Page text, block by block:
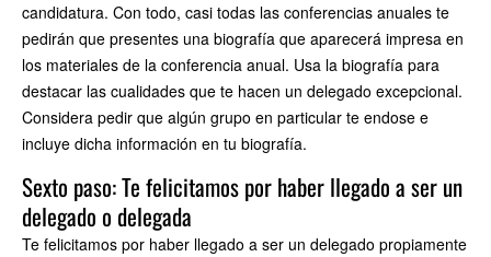
candidatura. Con todo, casi todas las conferencias anuales te
pedirán que presentes una biografía que aparecerá impresa en
los materiales de la conferencia anual. Usa la biografía para
destacar las cualidades que te hacen un delegado excepcional.
Considera pedir que algún grupo en particular te endose e
incluye dicha información en tu biografía.
Sexto paso: Te felicitamos por haber llegado a ser un
delegado o delegada
Te felicitamos por haber llegado a ser un delegado propiamente